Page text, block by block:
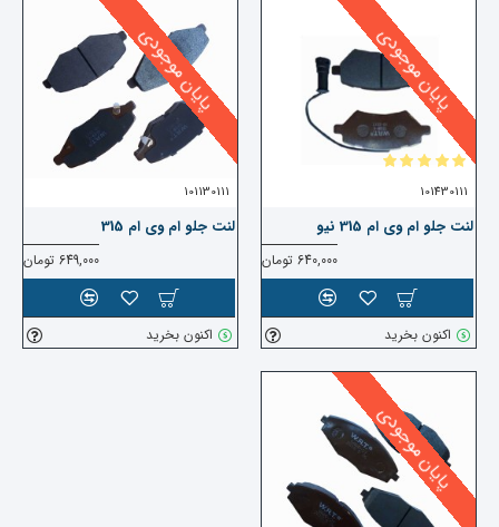
پایان موجودی
101430111
لنت جلو ام وی ام 315 نیو
640,000 تومان
اکنون بخرید
پایان موجودی
101130111
لنت جلو ام وی ام 315
649,000 تومان
اکنون بخرید
پایان موجودی